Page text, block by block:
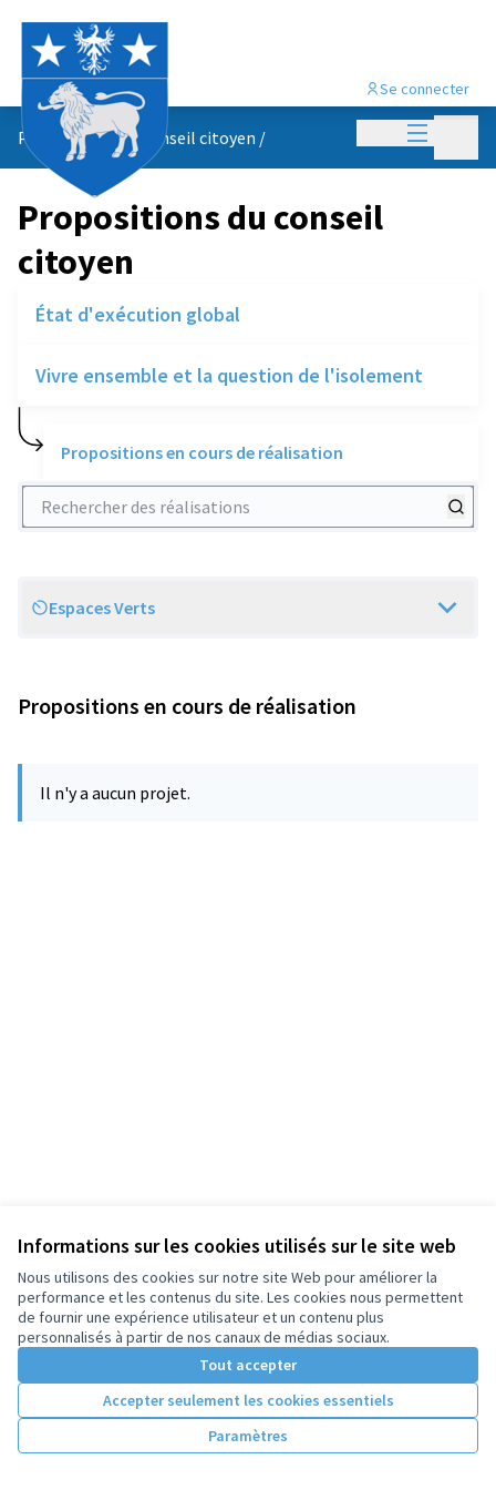
Informations sur les cookies utilisés sur le site web
Nous utilisons des cookies sur notre site Web pour améliorer la
performance et les contenus du site. Les cookies nous permettent
de fournir une expérience utilisateur et un contenu plus
personnalisés à partir de nos canaux de médias sociaux.
Tout accepter
Accepter seulement les cookies essentiels
Paramètres
Menu
Se connecter
Propositions du conseil citoyen /
Propositions du conseil
citoyen
État d'exécution global
Vivre ensemble et la question de l'isolement
Propositions en cours de réalisation
Rechercher des réalisations
Scope
Espaces Verts
Propositions en cours de réalisation
Il n'y a aucun projet.